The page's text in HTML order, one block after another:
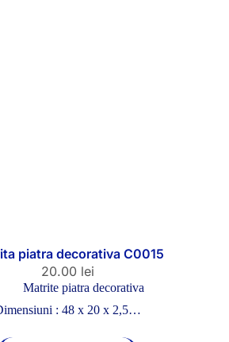
piatra decorativa C0015
20.00 lei
Matrite piatra decorativa
: 48 x 20 x 2,5…